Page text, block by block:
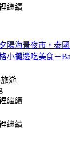
繼續
陽海景夜市，泰
小攤邊吃美食－
旅遊
繼續
繼續